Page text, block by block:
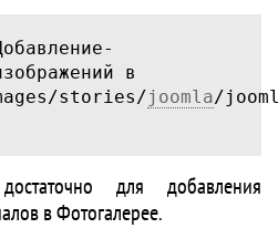
в
stories/joomla/
для добавления
в Фотогалерее.